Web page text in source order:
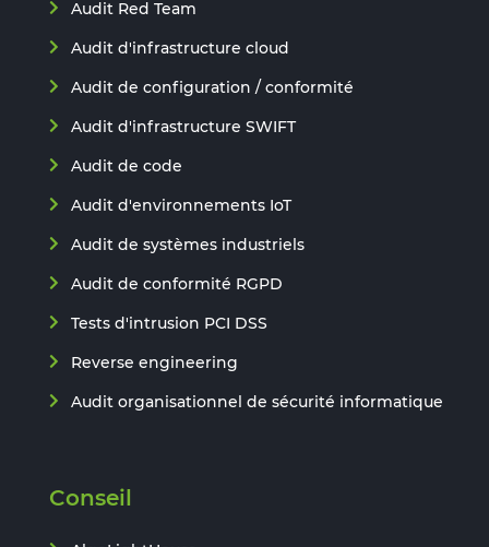
Audit Red Team
Audit d'infrastructure cloud
Audit de configuration / conformité
Audit d'infrastructure SWIFT
Audit de code
Audit d'environnements IoT
Audit de systèmes industriels
Audit de conformité RGPD
Tests d'intrusion PCI DSS
Reverse engineering
Audit organisationnel de sécurité informatique
Conseil